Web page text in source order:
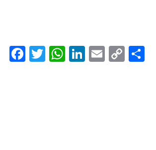
Facebook
Twitter
WhatsApp
LinkedIn
Email
Copy